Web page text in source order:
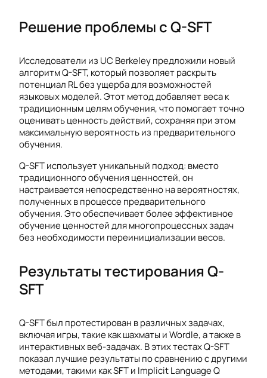
Решение проблемы с Q-SFT
Исследователи из UC Berkeley предложили новый
алгоритм Q-SFT, который позволяет раскрыть
потенциал RL без ущерба для возможностей
языковых моделей. Этот метод добавляет веса к
традиционным целям обучения, что помогает точно
оценивать ценность действий, сохраняя при этом
максимальную вероятность из предварительного
обучения.
Q-SFT использует уникальный подход: вместо
традиционного обучения ценностей, он
настраивается непосредственно на вероятностях,
полученных в процессе предварительного
обучения. Это обеспечивает более эффективное
обучение ценностей для многопроцессных задач
без необходимости переинициализации весов.
Результаты тестирования Q-
SFT
Q-SFT был протестирован в различных задачах,
включая игры, такие как шахматы и Wordle, а также в
интерактивных веб-задачах. В этих тестах Q-SFT
показал лучшие результаты по сравнению с другими
методами, такими как SFT и Implicit Language Q